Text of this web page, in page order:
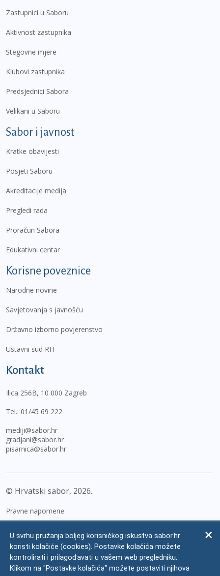
Zastupnici u Saboru
Aktivnost zastupnika
Stegovne mjere
Klubovi zastupnika
Predsjednici Sabora
Velikani u Saboru
Sabor i javnost
Kratke obavijesti
Posjeti Saboru
Akreditacije medija
Pregledi rada
Proračun Sabora
Edukativni centar
Korisne poveznice
Narodne novine
Savjetovanja s javnošću
Državno izborno povjerenstvo
Ustavni sud RH
Kontakt
Ilica 256B, 10 000 Zagreb
Tel.: 01/45 69 222
mediji@sabor.hr
gradjani@sabor.hr
pisarnica@sabor.hr
© Hrvatski sabor, 2026
Pravne napomene
Zaštita osobnih podataka
Impressum
U svrhu pružanja boljeg korisničkog iskustva sabor.hr
koristi kolačiće (cookies). Postavke kolačića možete
kontrolirati i prilagođavati u vašem web pregledniku.
Klikom na "Postavke kolačića" možete postaviti njihova